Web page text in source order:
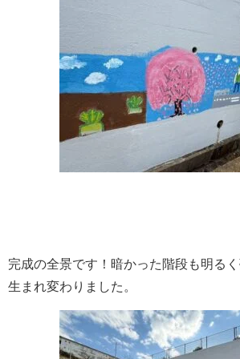
完成の全景です！暗かった階段も明る
生まれ変わりました。